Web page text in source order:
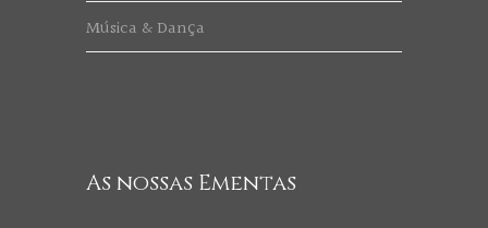
Música & Dança
As nossas Ementas